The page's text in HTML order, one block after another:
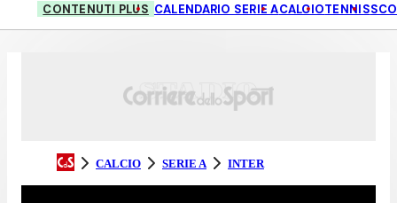
CONTENUTI PLUS CALENDARIO SERIE ACALCIOTENNIS
CALCIO SERIE A INTER